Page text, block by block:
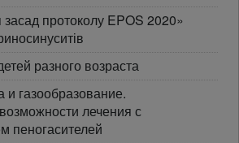
протоколу EPOS 2020»
разного возраста
и газообразование.
лечения с
пеногасителей